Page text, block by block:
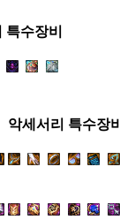
특수장비
악세서리 특수장비